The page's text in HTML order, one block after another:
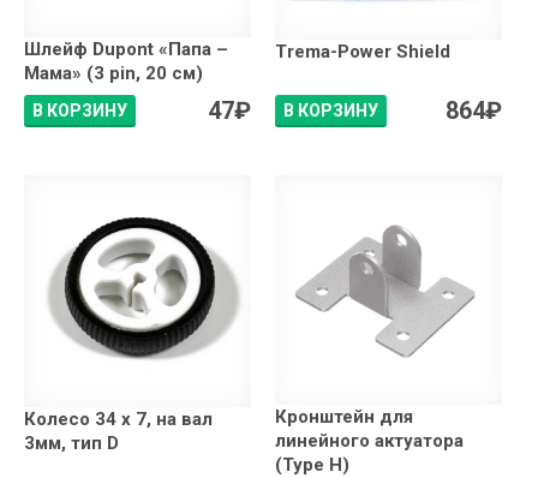
Шлейф Dupont «Папа –
Мама» (3 pin, 20 см)
В КОРЗИНУ 47₽
Trema-Power Shield
В КОРЗИНУ 864₽
Колесо 34 х 7, на вал
3мм, тип D
Кронштейн для
линейного актуатора
(Type H)